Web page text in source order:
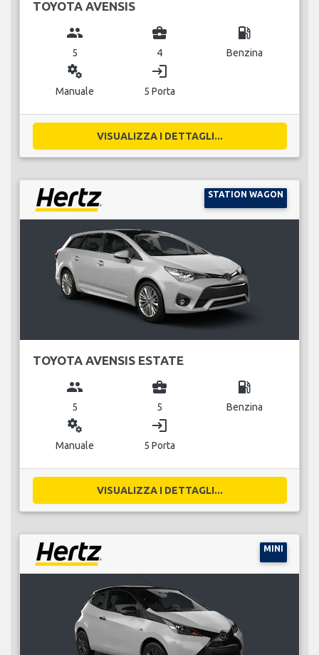
TOYOTA AVENSIS
group
5
business_center
4
local_gas_station
Benzina
miscellaneous_services
Manuale
login
5 Porta
VISUALIZZA I DETTAGLI...
STATION WAGON
TOYOTA AVENSIS ESTATE
group
5
business_center
5
local_gas_station
Benzina
miscellaneous_services
Manuale
login
5 Porta
VISUALIZZA I DETTAGLI...
MINI